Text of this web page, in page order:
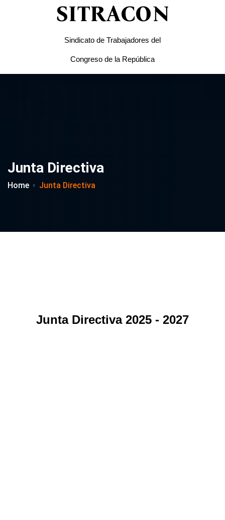
SITRACON
Sindicato de Trabajadores del
Congreso de la República
Junta Directiva
Home Junta Directiva
Junta Directiva 2025 - 2027